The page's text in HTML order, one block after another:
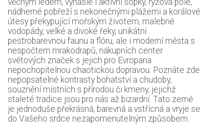
nádherné pobřeží s nekonečnými plážemi a korálové
útesy překypující mořským životem, malebné
vodopády, velké a divoké řeky, unikátní
pestrobarevnou faunu a flóru, ale i moderní města s
nespočtem mrakodrapů, nákupních center
světových značek s jejich pro Evropana
nepochopitelnou chaotickou dopravou. Poznáte zde
nepopsatelné kontrasty bohatství a chudoby,
souznění místních s přírodou či kmeny, jejichž
staleté tradice jsou pro nás až bizardní. Tato země
je jednoduše překrásná, barevná a vstřícná a vryje se
do Vašeho srdce nezapomenutelným způsobem.